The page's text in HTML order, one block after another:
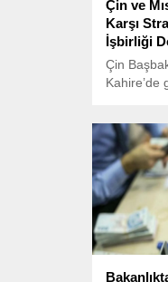
Çin ve
Karşı
İşbirliği
Çin
Kahire’de